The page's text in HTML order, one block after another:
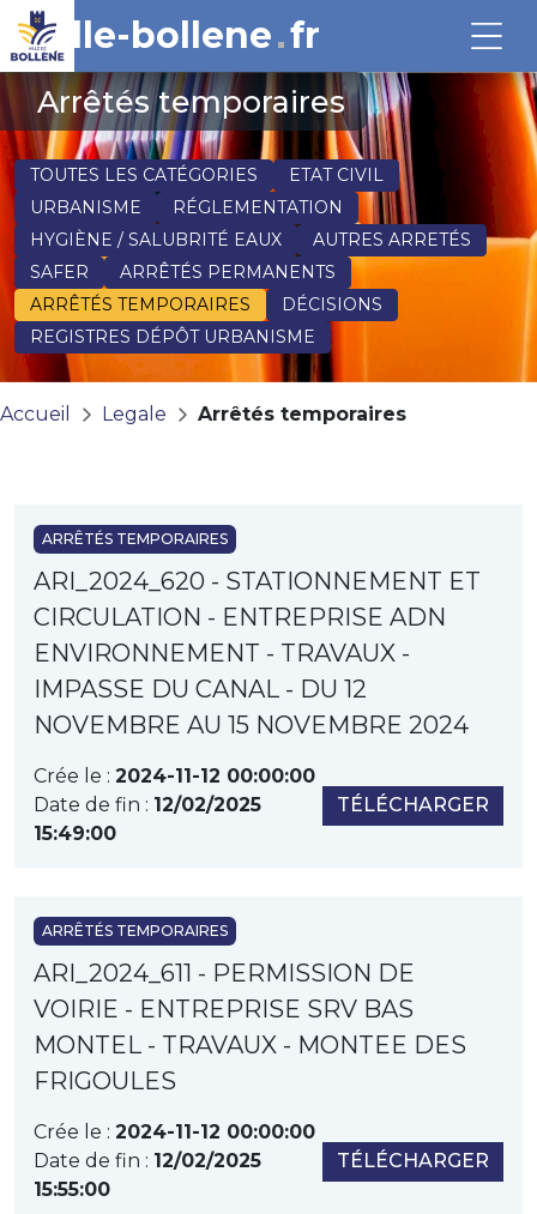
ville-bollene fr
Arrêtés temporaires
TOUTES LES CATÉGORIES
ETAT CIVIL
URBANISME
RÉGLEMENTATION
HYGIÈNE / SALUBRITÉ EAUX
AUTRES ARRETÉS
SAFER
ARRÊTÉS PERMANENTS
ARRÊTÉS TEMPORAIRES
DÉCISIONS
REGISTRES DÉPÔT URBANISME
Accueil Legale Arrêtés temporaires
ARRÊTÉS TEMPORAIRES
ARI_2024_620 - STATIONNEMENT ET
CIRCULATION - ENTREPRISE ADN
ENVIRONNEMENT - TRAVAUX -
IMPASSE DU CANAL - DU 12
NOVEMBRE AU 15 NOVEMBRE 2024
Crée le : 2024-11-12 00:00:00
Date de fin : 12/02/2025
15:49:00
TÉLÉCHARGER
ARRÊTÉS TEMPORAIRES
ARI_2024_611 - PERMISSION DE
VOIRIE - ENTREPRISE SRV BAS
MONTEL - TRAVAUX - MONTEE DES
FRIGOULES
Crée le : 2024-11-12 00:00:00
Date de fin : 12/02/2025
15:55:00
TÉLÉCHARGER